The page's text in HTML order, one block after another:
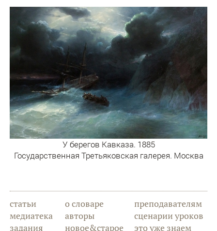
У берегов Кавказа. 1885
Государственная Третьяковская галерея. Москва
статьи
медиатека
задания
о словаре
авторы
новое&старое
преподавателям
сценарии уроков
это уже знаем